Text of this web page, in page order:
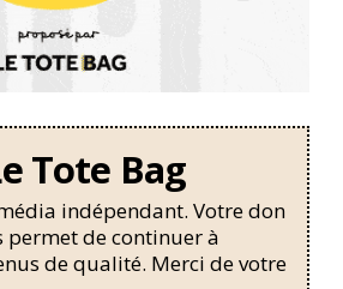
Tote Bag
indépendant. Votre don
permet de continuer à
de qualité. Merci de votre